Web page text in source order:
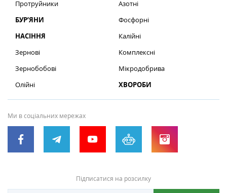
Протруйники
БУР’ЯНИ
НАСІННЯ
Зернові
Зернобобові
Олійні
Азотні
Фосфорні
Калійні
Комплексні
Мікродобрива
ХВОРОБИ
Ми в соціальних мережах
Підписатися на розсилку